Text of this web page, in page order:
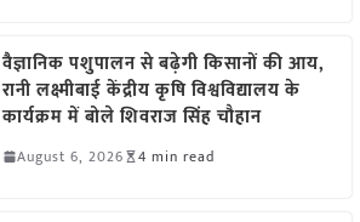
वैज्ञानिक पशुपालन से बढ़ेगी किसानों की आय,
रानी लक्ष्मीबाई केंद्रीय कृषि विश्वविद्यालय के
कार्यक्रम में बोले शिवराज सिंह चौहान
August 6, 2026 4 min read